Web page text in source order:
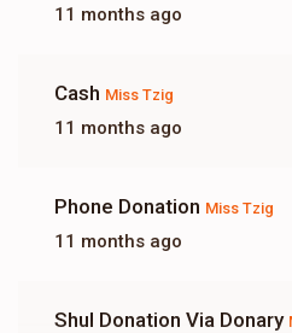
11 months ago
Cash Miss Tzig
11 months ago
Phone Donation Miss Tzig
11 months ago
Shul Donation Via Donary